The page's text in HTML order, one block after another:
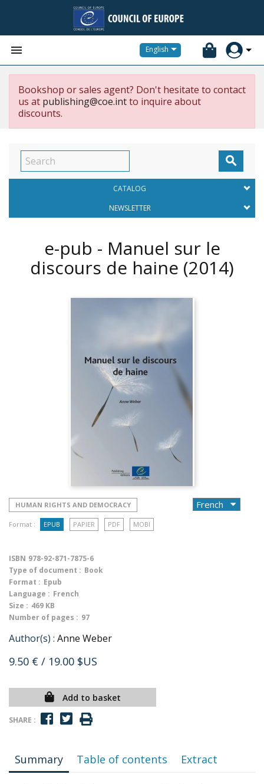
 English
Bookshop or sales agent? Don't hesitate to contact
us at publishing@coe.intto inquire about
discounts.

CATALOG
NEWSLETTER
e-pub - Manuel sur le
discours de haine (2014)
HUMAN RIGHTS AND DEMOCRACY
Format : EPUB PAPIER PDF MOBI
ISBN 978-92-871-7875-6
Type of document : Book
Format : Epub
Language : French
Size : 469 KB
Number of pages : 97
Author(s) : Anne Weber
9.50 € / 19.00 $US
Add to basket
SHARE :
Summary Table of contents Extract